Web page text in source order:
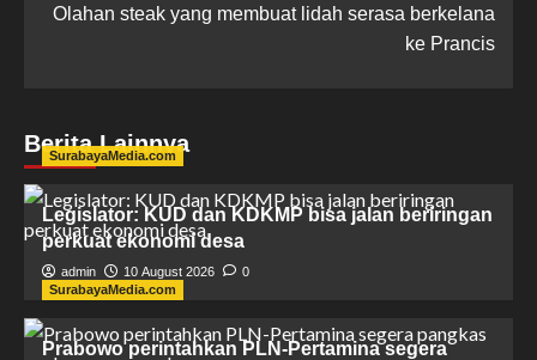
Olahan steak yang membuat lidah serasa berkelana
ke Prancis
Berita Lainnya
SurabayaMedia.com
Legislator: KUD dan KDKMP bisa jalan beriringan
perkuat ekonomi desa
admin 10 August 2026
0
SurabayaMedia.com
Prabowo perintahkan PLN-Pertamina segera